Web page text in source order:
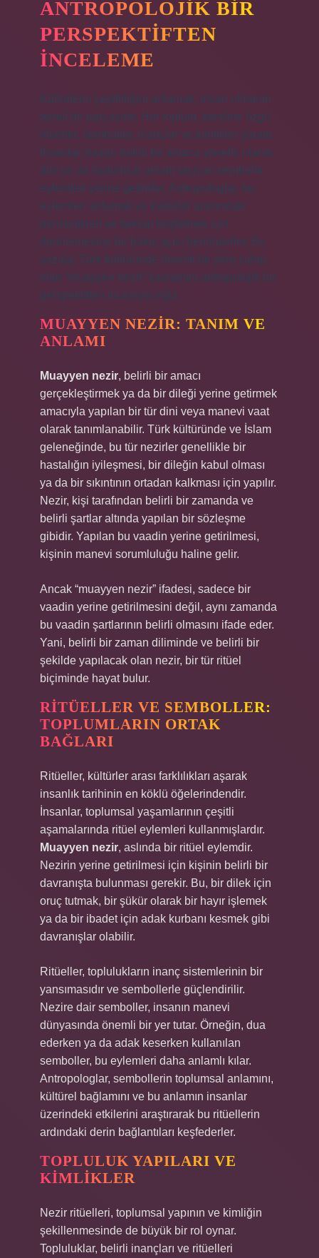
ANTROPOLOJIK BIR
PERSPEKTIFTEN
İNCELEME
Kültürlerin çeşitliliğini anlamak, insan olmanın
temel bir parçasıdır. Her toplum, kendine özgü
ritüeller, semboller, inançlar ve kimlikler yaratır.
İnsanlar, bazen belirli bir amaca yönelik olarak
dini ya da toplumsal anlam taşıyan sembolik
eylemleri yerine getirirler. Antropologlar, bu
eylemleri anlamak ve kültürler arasındaki
benzerlikleri ve farkları keşfetmek için
derinlemesine bir bakış açısı benimserler. Bu
yazıda, Türk kültüründe önemli bir yere sahip
olan “muayyen nezir” kavramını antropolojik bir
perspektiften inceleyeceğiz.
MUAYYEN NEZIR: TANIM VE
ANLAMI
Muayyen nezir, belirli bir amacı
gerçekleştirmek ya da bir dileği yerine getirmek
amacıyla yapılan bir tür dini veya manevi vaat
olarak tanımlanabilir. Türk kültüründe ve İslam
geleneğinde, bu tür nezirler genellikle bir
hastalığın iyileşmesi, bir dileğin kabul olması
ya da bir sıkıntının ortadan kalkması için yapılır.
Nezir, kişi tarafından belirli bir zamanda ve
belirli şartlar altında yapılan bir sözleşme
gibidir. Yapılan bu vaadin yerine getirilmesi,
kişinin manevi sorumluluğu haline gelir.
Ancak “muayyen nezir” ifadesi, sadece bir
vaadin yerine getirilmesini değil, aynı zamanda
bu vaadin şartlarının belirli olmasını ifade eder.
Yani, belirli bir zaman diliminde ve belirli bir
şekilde yapılacak olan nezir, bir tür ritüel
biçiminde hayat bulur.
RITÜELLER VE SEMBOLLER:
TOPLUMLARIN ORTAK
BAĞLARI
Ritüeller, kültürler arası farklılıkları aşarak
insanlık tarihinin en köklü öğelerindendir.
İnsanlar, toplumsal yaşamlarının çeşitli
aşamalarında ritüel eylemleri kullanmışlardır.
Muayyen nezir, aslında bir ritüel eylemdir.
Nezirin yerine getirilmesi için kişinin belirli bir
davranışta bulunması gerekir. Bu, bir dilek için
oruç tutmak, bir şükür olarak bir hayır işlemek
ya da bir ibadet için adak kurbanı kesmek gibi
davranışlar olabilir.
Ritüeller, toplulukların inanç sistemlerinin bir
yansımasıdır ve sembollerle güçlendirilir.
Nezire dair semboller, insanın manevi
dünyasında önemli bir yer tutar. Örneğin, dua
ederken ya da adak keserken kullanılan
semboller, bu eylemleri daha anlamlı kılar.
Antropologlar, sembollerin toplumsal anlamını,
kültürel bağlamını ve bu anlamın insanlar
üzerindeki etkilerini araştırarak bu ritüellerin
ardındaki derin bağlantıları keşfederler.
TOPLULUK YAPILARI VE
KIMLIKLER
Nezir ritüelleri, toplumsal yapının ve kimliğin
şekillenmesinde de büyük bir rol oynar.
Topluluklar, belirli inançları ve ritüelleri